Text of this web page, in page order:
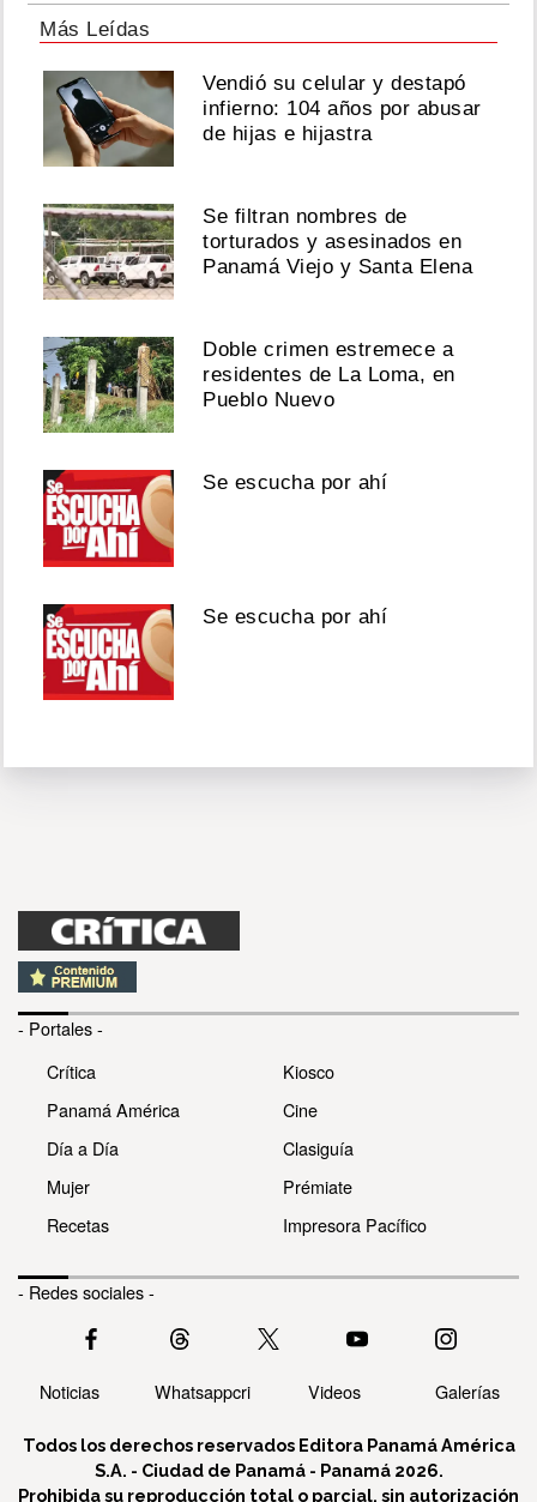
Más Leídas
Vendió su celular y destapó
infierno: 104 años por abusar
de hijas e hijastra
Se filtran nombres de
torturados y asesinados en
Panamá Viejo y Santa Elena
Doble crimen estremece a
residentes de La Loma, en
Pueblo Nuevo
Se escucha por ahí
Se escucha por ahí
- Portales -
Crítica
Panamá América
Día a Día
Mujer
Recetas
Kiosco
Cine
Clasiguía
Prémiate
Impresora Pacífico
- Redes sociales -
Noticias Whatsappcri Videos Galerías
Todos los derechos reservados Editora Panamá América
S.A. - Ciudad de Panamá - Panamá 2026.
Prohibida su reproducción total o parcial, sin autorización